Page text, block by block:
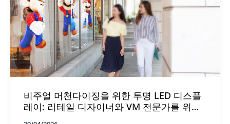
스
크
린
-
딜
러
가
알
야
할
사
비주얼 머천다이징을 위한 투명 LED 디스플
레이: 리테일 디자이너와 VM 전문가를 위한